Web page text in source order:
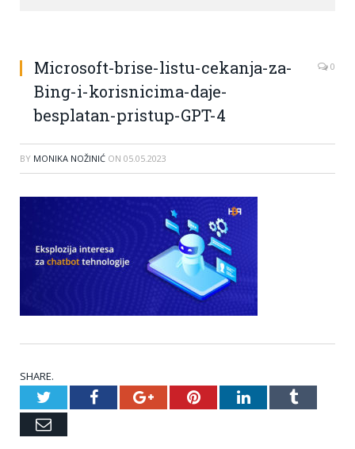
Microsoft-brise-listu-cekanja-za-
Bing-i-korisnicima-daje-
besplatan-pristup-GPT-4
0
BY MONIKA NOŽINIĆ ON 05.05.2023
SHARE.
TwitterFacebookGoogle+PinterestLinkedInTumblr
Email